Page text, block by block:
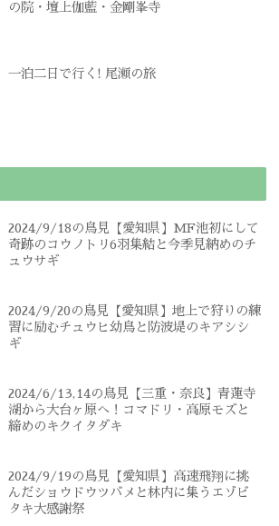
の院・壇上伽藍・金剛峯寺
一泊二日で行く! 尾瀬の旅
2024/9/18の鳥見【愛知県】MF池初にして
奇跡のコウノトリ6羽集結と今季見納めのチ
ュウサギ
2024/9/20の鳥見【愛知県】地上で狩りの練
習に励むチュウヒ幼鳥と防波堤のキアシシ
ギ
2024/6/13,14の鳥見【三重・奈良】青蓮寺
湖から大台ヶ原へ！コマドリ・高原モズと
締めのキクイタダキ
2024/9/19の鳥見【愛知県】高速飛翔に挑
んだショウドウツバメと林内に集うエゾビ
タキ大感謝祭